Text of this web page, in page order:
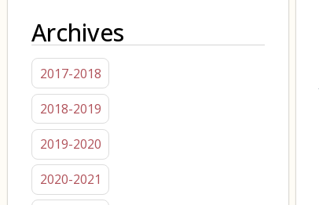
Archives
2017-2018
2018-2019
2019-2020
2020-2021